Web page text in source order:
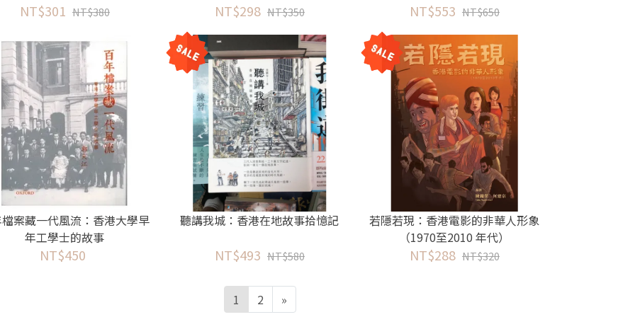
NT$301 NT$380 NT$298 NT$350 NT$553 NT$650
案藏一代風流：香港大學早
年工學士的故事
NT$450
聽講我城：香港在地故事拾憶記
NT$493 NT$580
若隱若現：香港電影的非華人形象
（1970至2010 年代）
NT$288 NT$320
1 2 »